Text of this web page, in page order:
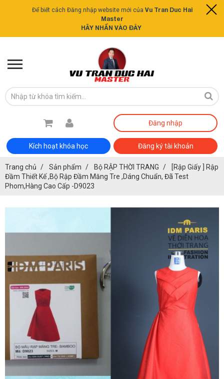
Để biết cách Đăng nhập website mới của Vu Tran Duc Hai
Master
HÃY NHẤN VÀO ĐÂY
Kích hoạt khóa học
Đăng nhập
Đăng ký tài khoản
Trang chủ Sản phẩm Bộ RẬP THỜI TRANG
[Rập Giấy ] Rập
Đầm Thiết Kế ,Bộ Rập Đầm Măng Tre ,Dáng Chuẩn, Đã Test
Phom,Hàng Cao Cấp -D9023
ĐĂNG KÝ TƯ VẤN MIỄN PHÍ